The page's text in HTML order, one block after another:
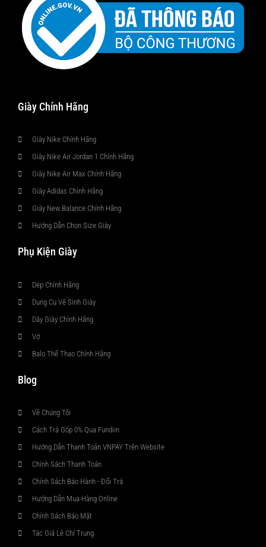
Giày Chính Hãng
Giày Nike Chính Hãng
Giày Nike Air Jordan 1 Chính Hãng
Giày Nike Air Max Chính Hãng
Giày Adidas Chính Hãng
Giày New Balance Chính Hãng
Hướng Dẫn Chọn Size Giày
Phụ Kiện Giày
Dép Chính Hãng
Dụng Cụ Vệ Sinh Giày
Dây Giày Chính Hãng
Vớ
Balo Thể Thao Chính Hãng
Blog
Về Chúng Tôi
Cách Trả Góp 0% Qua Fundiin
Hướng Dẫn Thanh Toán VNPAY Trên Website
Chính Sách Thanh Toán
Chính Sách Bảo Hành - Đổi Trả
Hướng Dẫn Mua Hàng Online
Chính Sách Bảo Mật
Tác Giả Lê Chí Trung